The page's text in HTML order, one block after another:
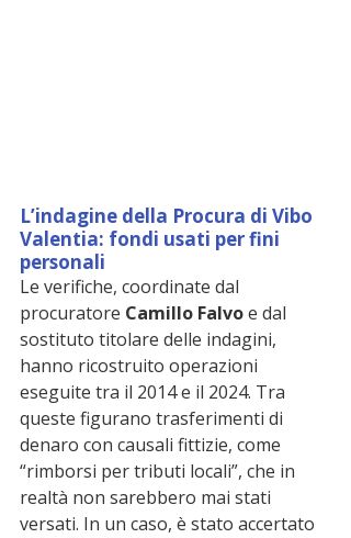
L’indagine della Procura di Vibo
Valentia: fondi usati per fini
personali
Le verifiche, coordinate dal
procuratore Camillo Falvo e dal
sostituto titolare delle indagini,
hanno ricostruito operazioni
eseguite tra il 2014 e il 2024. Tra
queste figurano trasferimenti di
denaro con causali fittizie, come
“rimborsi per tributi locali”, che in
realtà non sarebbero mai stati
versati. In un caso, è stato accertato